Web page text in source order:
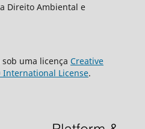
Direito Ambiental e
uma licença Creative
License.